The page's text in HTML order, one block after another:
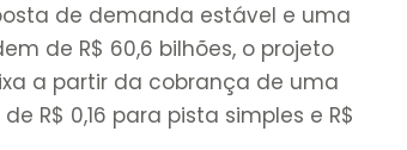
de demanda estável e uma
de R$ 60,6 bilhões, o projeto
a partir da cobrança de uma
R$ 0,16 para pista simples e R$